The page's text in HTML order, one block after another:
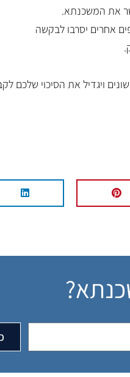
את המשכנתא.
אחרים יסרבו לבקשה
ויגדיל את הסיכוי שלכם